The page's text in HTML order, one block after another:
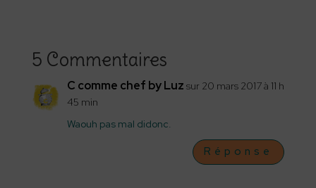
5 Commentaires
C comme chef by Luz sur 20 mars 2017 à 11 h
45 min
Waouh pas mal didonc.
Réponse